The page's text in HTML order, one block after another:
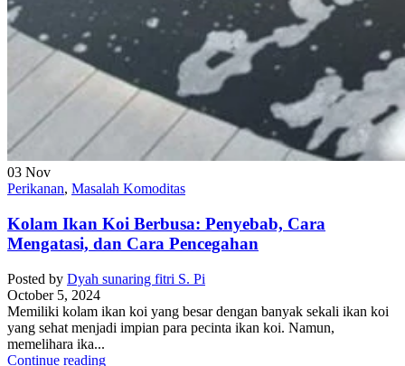
03 Nov
Perikanan, Masalah Komoditas
Kolam Ikan Koi Berbusa: Penyebab, Cara
Mengatasi, dan Cara Pencegahan
Posted by Dyah sunaring fitri S. Pi
October 5, 2024
Memiliki kolam ikan koi yang besar dengan banyak sekali ikan koi
yang sehat menjadi impian para pecinta ikan koi. Namun,
memelihara ika...
Continue reading